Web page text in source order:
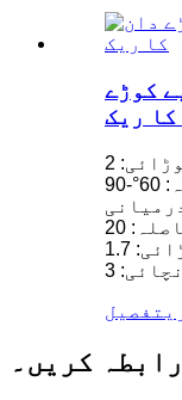
کوڑے
کا ریک
تفصیل
کریں۔